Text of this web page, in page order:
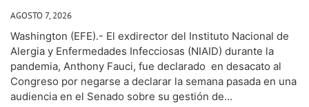
AGOSTO 7, 2026
Washington (EFE).- El exdirector del Instituto Nacional de
Alergia y Enfermedades Infecciosas (NIAID) durante la
pandemia, Anthony Fauci, fue declarado en desacato al
Congreso por negarse a declarar la semana pasada en una
audiencia en el Senado sobre su gestión de...